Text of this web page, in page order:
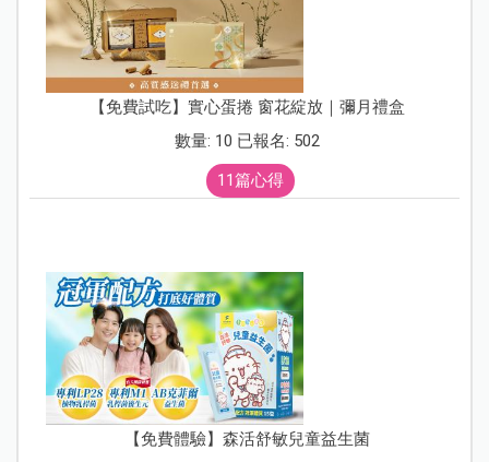
【免費試吃】實心蛋捲 窗花綻放｜彌月禮盒
數量: 10 已報名: 502
11篇心得
【免費體驗】森活舒敏兒童益生菌